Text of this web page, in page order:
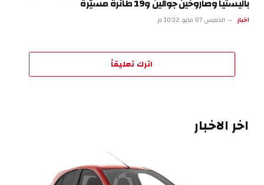
باليستياً وصاروخين جوالين و19 طائرة مسيّرة
اخبار الخميس 07 مايو 10:32 م
اترك تعليقاً
اخر الاخبار